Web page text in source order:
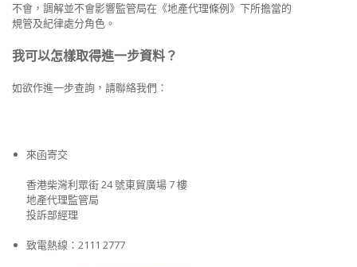
不會，調解並不會影響監管局在《地產代理條例》下所擔當的
規管及紀律處分角色。
我可以怎樣取得進一步資料？
如欲作進一步查詢，請聯絡我們：
來函寄交
香港柴灣利眾街 24 號東貿廣場 7 樓
地產代理監管局
投訴部經理
致電熱線：2111 2777